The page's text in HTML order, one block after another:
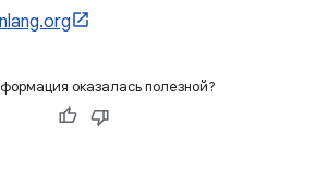
оказалась полезной?